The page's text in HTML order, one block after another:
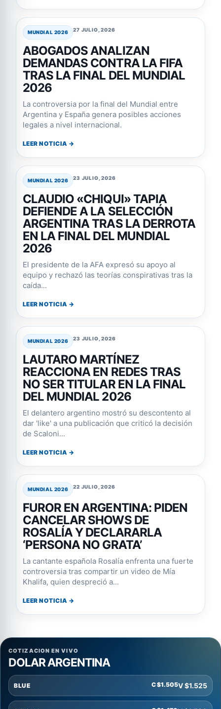
MUNDIAL 2026 27 JULIO, 2026
ABOGADOS ANALIZAN
DEMANDAS CONTRA LA FIFA
TRAS LA FINAL DEL MUNDIAL
2026
La controversia por la final del Mundial entre
Argentina y España genera posibles acciones
legales a nivel internacional.
LEER NOTICIA →
MUNDIAL 2026 23 JULIO, 2026
CLAUDIO «CHIQUI» TAPIA
DEFIENDE A LA SELECCIÓN
ARGENTINA TRAS LA DERROTA
EN LA FINAL DEL MUNDIAL
2026
El presidente de la AFA expresó su apoyo al
equipo y rechazó las teorías conspirativas tras la
caída...
LEER NOTICIA →
MUNDIAL 2026 23 JULIO, 2026
LAUTARO MARTÍNEZ
REACCIONA EN REDES TRAS
NO SER TITULAR EN LA FINAL
DEL MUNDIAL 2026
El delantero argentino mostró su descontento al
dar 'like' a una publicación que criticó la decisión
de Scaloni...
LEER NOTICIA →
MUNDIAL 2026 22 JULIO, 2026
FUROR EN ARGENTINA: PIDEN
CANCELAR SHOWS DE
ROSALÍA Y DECLARARLA
‘PERSONA NO GRATA’
La cantante española Rosalía enfrenta una fuerte
controversia tras compartir un video de Mía
Khalifa, quien despreció a...
LEER NOTICIA →
COTIZACION EN VIVO
DOLAR ARGENTINA
BLUE C $1.505V $1.525